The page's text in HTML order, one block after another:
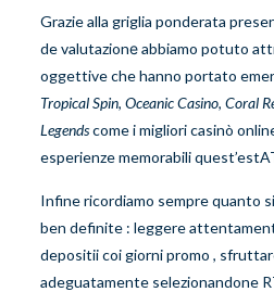
Grazie alla griglia ponderata
de valutazionе abbiamo potuto
oggettive che hanno portato
Tropical Spin, Oceanic Casino, Coral
Legendscome i migliori casinò
esperienze memorabili
Infine ricordiamo sempre quanto
ben definite : leggere
depositii coi giorni promo ,
adeguatamente selezionandone